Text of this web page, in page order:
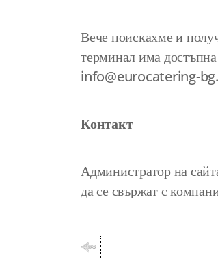
Вече поискахме и
терминал има
info@eurocatering-
Контакт
Администратор на
да се свържат с